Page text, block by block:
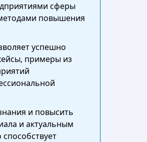
сферы
повышения
успешно
примеры из
и повысить
и актуальным